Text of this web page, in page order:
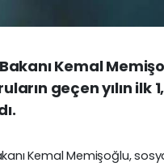
Bakanı Kemal
geçen yılın ilk
Kemal Memişoğlu,